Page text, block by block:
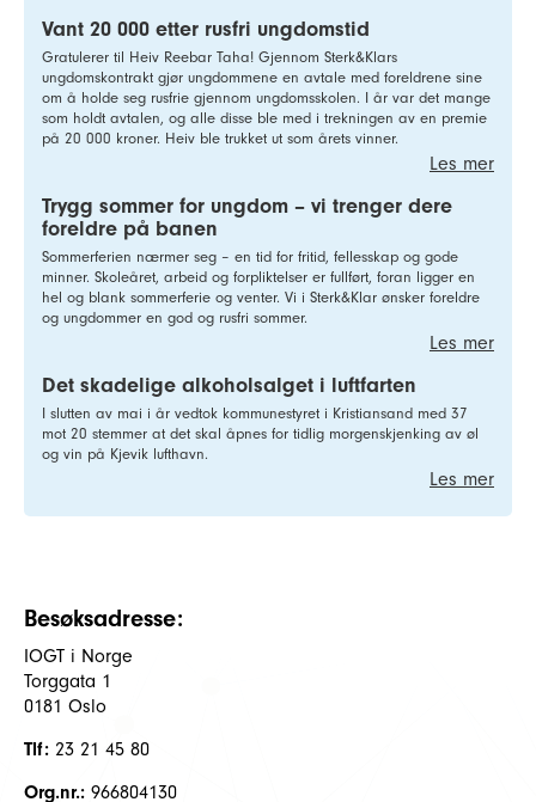
Vant 20 000 etter rusfri ungdomstid
Gratulerer til Heiv Reebar Taha! Gjennom Sterk&Klars
ungdomskontrakt gjør ungdommene en avtale med foreldrene sine
om å holde seg rusfrie gjennom ungdomsskolen. I år var det mange
som holdt avtalen, og alle disse ble med i trekningen av en premie
på 20 000 kroner. Heiv ble trukket ut som årets vinner.
Les mer
Trygg sommer for ungdom – vi trenger dere
foreldre på banen
Sommerferien nærmer seg – en tid for fritid, fellesskap og gode
minner. Skoleåret, arbeid og forpliktelser er fullført, foran ligger en
hel og blank sommerferie og venter. Vi i Sterk&Klar ønsker foreldre
og ungdommer en god og rusfri sommer.
Les mer
Det skadelige alkoholsalget i luftfarten
I slutten av mai i år vedtok kommunestyret i Kristiansand med 37
mot 20 stemmer at det skal åpnes for tidlig morgenskjenking av øl
og vin på Kjevik lufthavn.
Les mer
Besøksadresse:
IOGT i Norge
Torggata 1
0181 Oslo
Tlf: 23 21 45 80
Org.nr.: 966804130